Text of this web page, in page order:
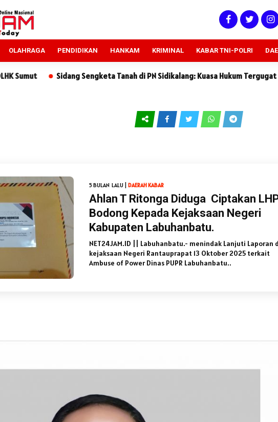
OLAHRAGA PENDIDIKAN HANKAM KRIMINAL KABAR TNI-POLRI
Sidang Sengketa Tanah di PN Sidikalang: Kuasa Hukum Tergugat Sebut
5 BULAN LALU | DAERAHKABAR
Ahlan T Ritonga Diduga Ciptakan
Bodong Kepada Kejaksaan Negeri
Kabupaten Labuhanbatu.
NET24JAM.ID || Labuhanbatu.- menindak Lanjuti Laporan
kejaksaan Negeri Rantauprapat 13 Oktober 2025 terkait
Ambuse of Power Dinas PUPR Labuhanbatu..